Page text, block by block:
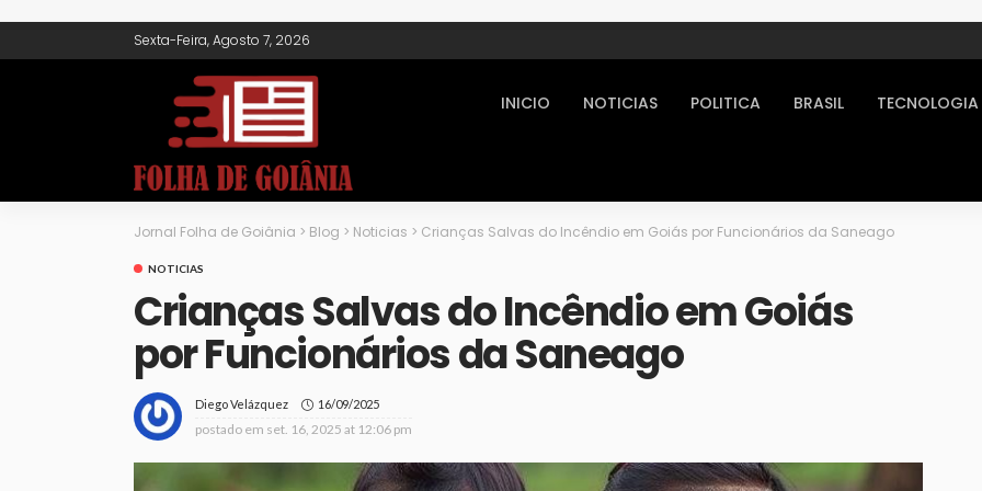
Sexta-Feira, Agosto 7, 2026
INICIO NOTICIAS POLITICA BRASIL TECNOLOGIA
Jornal Folha de Goiânia > Blog > Noticias > Crianças Salvas do Incêndio em Goiás por Funcionários da Saneago
NOTICIAS
Crianças Salvas do Incêndio em Goiás
por Funcionários da Saneago
Diego Velázquez 16/09/2025
postado em set. 16, 2025 at 12:06 pm